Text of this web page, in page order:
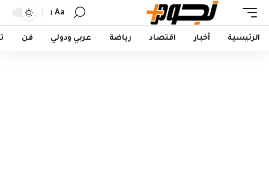
Resizer
Aa
الرئيسية أخبار اقتصاد رياضة عربي ودولي فن